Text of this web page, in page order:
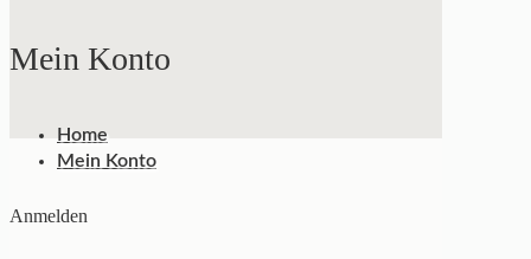
Mein Konto
Home
Mein Konto
Anmelden